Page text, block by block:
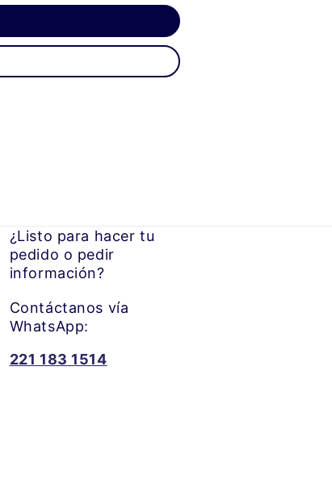
¿Listo para hacer tu
pedido o pedir
información?
Contáctanos vía
WhatsApp:
221 183 1514